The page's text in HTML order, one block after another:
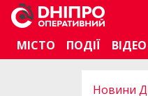
МІСТО
ПОДІЇ ВІДЕО
Новини